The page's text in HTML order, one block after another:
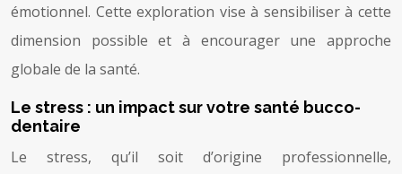
émotionnel. Cette exploration vise à sensibiliser à cette
dimension possible et à encourager une approche
globale de la santé.
Le stress : un impact sur votre santé bucco-
dentaire
Le stress, qu’il soit d’origine professionnelle,